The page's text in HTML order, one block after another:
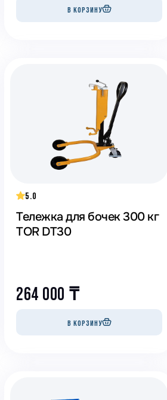
В КОРЗИНУ
5.0
Тележка для бочек 300 кг
TOR DT30
264 000 ₸
В КОРЗИНУ